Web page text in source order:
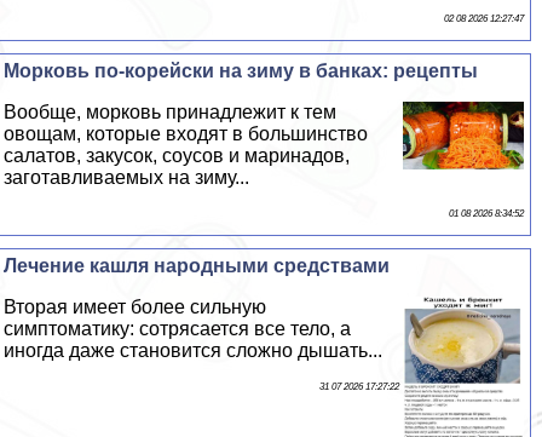
02 08 2026 12:27:47
Морковь по-корейски на зиму в банках: рецепты
Вообще, морковь принадлежит к тем
овощам, которые входят в большинство
салатов, закусок, соусов и маринадов,
заготавливаемых на зиму...
01 08 2026 8:34:52
Лечение кашля народными средствами
Вторая имеет более сильную
симптоматику: сотрясается все тело, а
иногда даже становится сложно дышать...
31 07 2026 17:27:22